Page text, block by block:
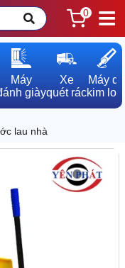
0
Máy
giày
Xe
quét rác
Máy dò
kim loại
lau nhà